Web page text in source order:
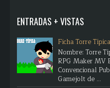
ENTRADAS + VISTAS
Ficha Torre
Nombre: Torre
RPG Maker MV
Convencional
Gamejolt de ...